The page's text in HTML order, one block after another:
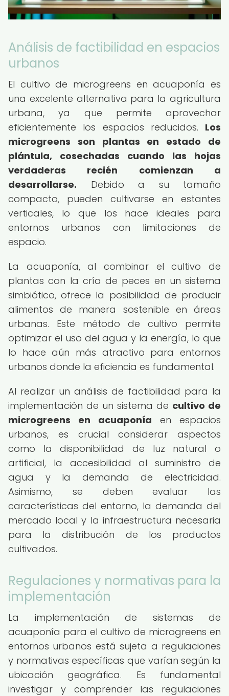
Análisis de factibilidad en espacios
urbanos
El cultivo de microgreens en acuaponía es
una excelente alternativa para la agricultura
urbana, ya que permite aprovechar
eficientemente los espacios reducidos. Los
microgreens son plantas en estado de
plántula, cosechadas cuando las hojas
verdaderas recién comienzan a
desarrollarse. Debido a su tamaño
compacto, pueden cultivarse en estantes
verticales, lo que los hace ideales para
entornos urbanos con limitaciones de
espacio.
La acuaponía, al combinar el cultivo de
plantas con la cría de peces en un sistema
simbiótico, ofrece la posibilidad de producir
alimentos de manera sostenible en áreas
urbanas. Este método de cultivo permite
optimizar el uso del agua y la energía, lo que
lo hace aún más atractivo para entornos
urbanos donde la eficiencia es fundamental.
Al realizar un análisis de factibilidad para la
implementación de un sistema de cultivo de
microgreens en acuaponía en espacios
urbanos, es crucial considerar aspectos
como la disponibilidad de luz natural o
artificial, la accesibilidad al suministro de
agua y la demanda de electricidad.
Asimismo, se deben evaluar las
características del entorno, la demanda del
mercado local y la infraestructura necesaria
para la distribución de los productos
cultivados.
Regulaciones y normativas para la
implementación
La implementación de sistemas de
acuaponía para el cultivo de microgreens en
entornos urbanos está sujeta a regulaciones
y normativas específicas que varían según la
ubicación geográfica. Es fundamental
investigar y comprender las regulaciones